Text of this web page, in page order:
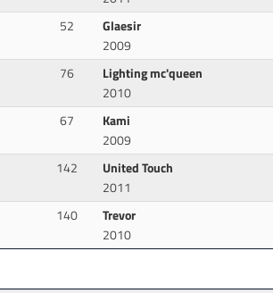
52
Glaesir
2009
76
Lighting mc'queen
2010
67
Kami
2009
142
United Touch
2011
140
Trevor
2010